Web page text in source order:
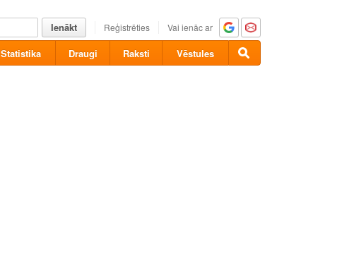
Ienākt Reģistrēties Vai ienāc ar
Statistika Draugi Raksti Vēstules